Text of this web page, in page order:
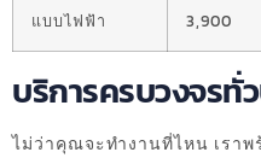
แบบไฟฟ้า 3,900
บริการครบวงจรทั่
ไม่ว่าคุณจะทำงานที่ไหน เรา